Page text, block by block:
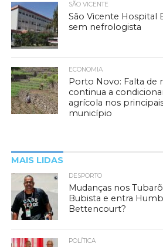
SÃO VICENTE
São Vicente Hospital
sem nefrologista
ECONOMIA
Porto Novo: Falta de
continua a
agrícola nos
município
MAIS LIDAS
DESPORTO
Mudanças nos
Bubista e entra
Bettencourt?
POLÍTICA